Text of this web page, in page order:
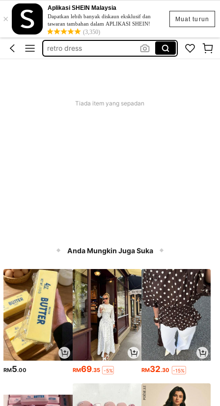
Muat turun
×
Aplikasi SHEIN Malaysia
Dapatkan lebih banyak diskaun eksklusif dan
tawaran tambahan dalam APLIKASI SHEIN!
(3,350)
beg galas belakang
glider
retro dress
Tiada item yang sepadan
Anda Mungkin Juga Suka
RM5.00 RM69.35 -5% RM32.30 -15%